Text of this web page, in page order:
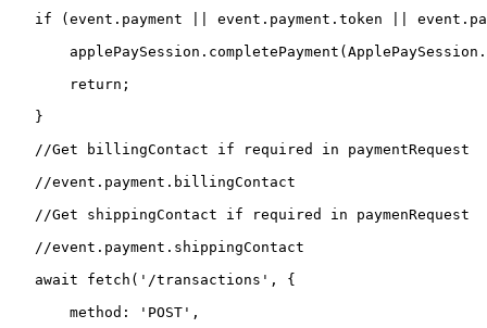
if (event.payment || event.payment.token ||
       return;
   }
   //Get billingContact if required in paymentRequest
   //event.payment.billingContact
   //Get shippingContact if required in paymenRequest
   //event.payment.shippingContact
   await fetch('/transactions', {
       method: 'POST',